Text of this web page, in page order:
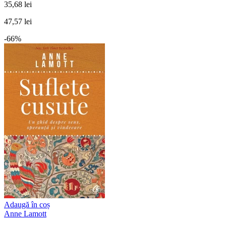
35,68 lei
47,57 lei
-66%
Adaugă în coș
Anne Lamott